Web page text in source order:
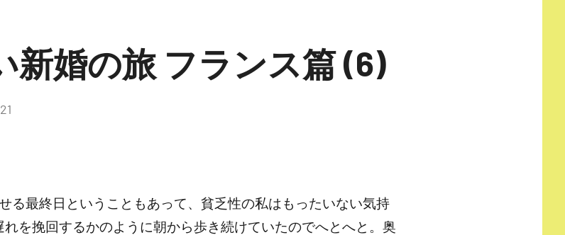
新婚の旅 フランス篇 (6)
は
あ
る最終日ということもあって、貧乏性の私はもったいない気持
を挽回するかのように朝から歩き続けていたのでへとへと。奥